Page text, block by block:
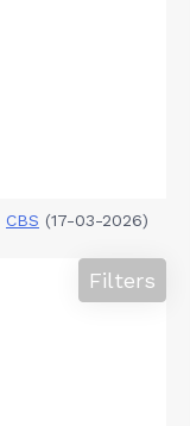
CBS (17-03-2026)
Filters